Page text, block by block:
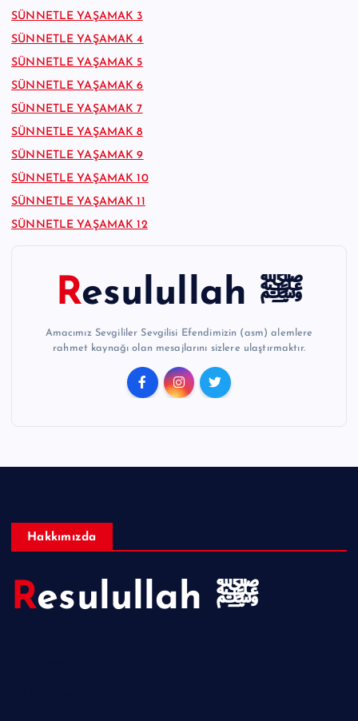
SÜNNETLE YAŞAMAK 3
SÜNNETLE YAŞAMAK 4
SÜNNETLE YAŞAMAK 5
SÜNNETLE YAŞAMAK 6
SÜNNETLE YAŞAMAK 7
SÜNNETLE YAŞAMAK 8
SÜNNETLE YAŞAMAK 9
SÜNNETLE YAŞAMAK 10
SÜNNETLE YAŞAMAK 11
SÜNNETLE YAŞAMAK 12
Resulullah ﷺ
Amacımız Sevgililer Sevgilisi Efendimizin (asm) alemlere
rahmet kaynağı olan mesajlarını sizlere ulaştırmaktır.
Hakkımızda
Resulullah ﷺ